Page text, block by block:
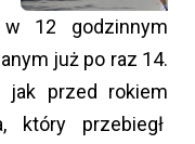
w 12 godzinnym
już po raz 14.
jak przed rokiem
który przebiegł